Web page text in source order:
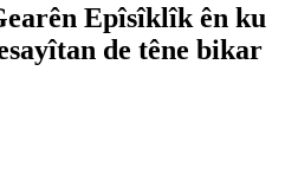
Epîsîklîk ên ku
de têne bikar